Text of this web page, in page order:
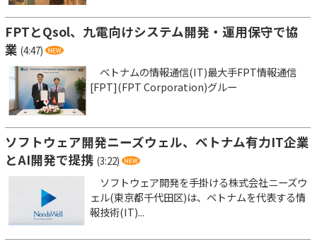
FPTとQsol、九電向けシステム開発・運用保守で協
業 (4:47)
ベトナムの情報通信(IT)最大手FPT情報通信
[FPT](FPT Corporation)グルー
ソフトウェア開発ニーズウェル、ベトナム有力IT企業
とAI開発で提携 (3:22)
ソフトウェア開発を手掛ける株式会社ニーズウ
ェル(東京都千代田区)は、ベトナムを代表する情
報技術(IT)...